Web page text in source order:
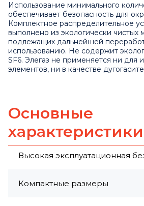
Использование минимального
обеспечивает безопасность для
Комплектное распределительное
выполнено из экологически чистых
подлежащих дальнейшей
использованию. Не содержит
SF6. Элегаз не применяется ни для
элементов, ни в качестве
Основные
характеристики
Высокая эксплуатационная
Компактные размеры